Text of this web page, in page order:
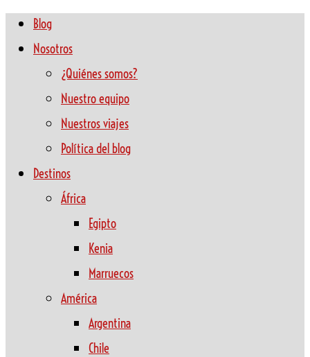
Blog
Nosotros
¿Quiénes somos?
Nuestro equipo
Nuestros viajes
Política del blog
Destinos
África
Egipto
Kenia
Marruecos
América
Argentina
Chile